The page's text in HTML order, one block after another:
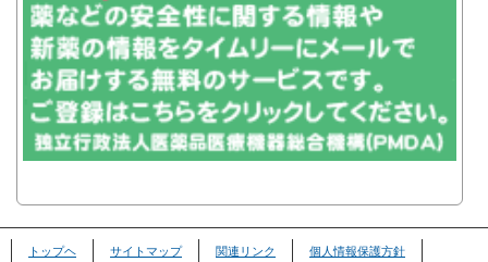
トップヘ サイトマップ 関連リンク 個人情報保護方針